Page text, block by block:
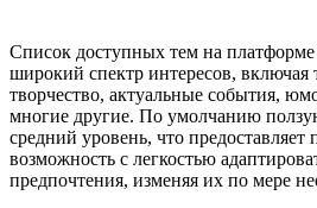
Список доступных тем на
широкий спектр интересов, включая
творчество, актуальные события,
многие другие. По умолчанию
средний уровень, что предоставляет
возможность с легкостью
предпочтения, изменяя их по мере